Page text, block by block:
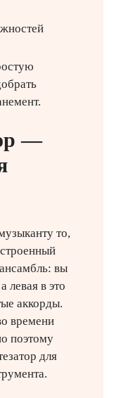
—
то,
вы
левая в это
аккорды.
времени
поэтому
для